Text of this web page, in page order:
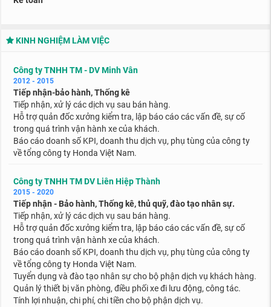
KINH NGHIỆM LÀM VIỆC
Công ty TNHH TM - DV Minh Vân
2012 - 2015
Tiếp nhận-bảo hành, Thống kê
Tiếp nhận, xử lý các dịch vụ sau bán hàng.
Hỗ trợ quản đốc xưởng kiểm tra, lập báo cáo các vấn đề, sự cố
trong quá trình vận hành xe của khách.
Báo cáo doanh số KPI, doanh thu dịch vụ, phụ tùng của công ty
về tổng công ty Honda Việt Nam.
Công ty TNHH TM DV Liên Hiệp Thành
2015 - 2020
Tiếp nhận - Bảo hành, Thống kê, thủ quỹ, đào tạo nhân sự.
Tiếp nhận, xử lý các dịch vụ sau bán hàng.
Hỗ trợ quản đốc xưởng kiểm tra, lập báo cáo các vấn đề, sự cố
trong quá trình vận hành xe của khách.
Báo cáo doanh số KPI, doanh thu dịch vụ, phụ tùng của công ty
về tổng công ty Honda Việt Nam.
Tuyển dụng và đào tạo nhân sự cho bộ phận dịch vụ khách hàng.
Quản lý thiết bị văn phòng, điều phối xe đi lưu động, công tác.
Tính lợi nhuận, chi phí, chi tiền cho bộ phận dịch vụ.